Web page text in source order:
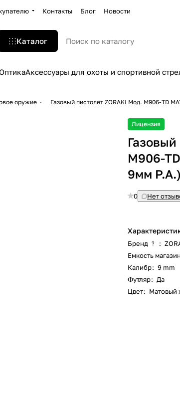
Контакты Блог Новости
Каталог
ОптикаАксессуары для охоты и спортивной
оружие Газовый пистолет ZORAKI Мод. M906-TD
Лицензия
M906-
9мм
0 Нет
Бренд ? :
Емкость
Калибр: 9 mm
Футляр: Да
Цвет: Матовый